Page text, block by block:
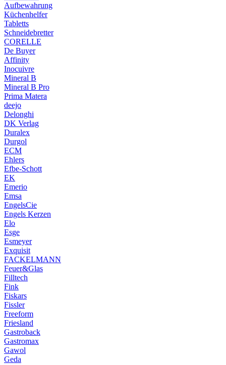
Aufbewahrung
Küchenhelfer
Tabletts
Schneidebretter
CORELLE
De Buyer
Affinity
Inocuivre
Mineral B
Mineral B Pro
Prima Matera
deejo
Delonghi
DK Verlag
Duralex
Durgol
ECM
Ehlers
Efbe-Schott
EK
Emerio
Emsa
EngelsCie
Engels Kerzen
Elo
Esge
Esmeyer
Exquisit
FACKELMANN
Feuer&Glas
Filltech
Fink
Fiskars
Fissler
Freeform
Friesland
Gastroback
Gastromax
Gawol
Geda